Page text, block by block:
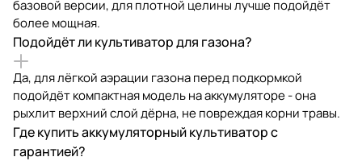
базовой версии, для плотной целины лучше подойдёт
более мощная.
Подойдёт ли культиватор для газона?
Да, для лёгкой аэрации газона перед подкормкой
подойдёт компактная модель на аккумуляторе - она
рыхлит верхний слой дёрна, не повреждая корни травы.
Где купить аккумуляторный культиватор с
гарантией?